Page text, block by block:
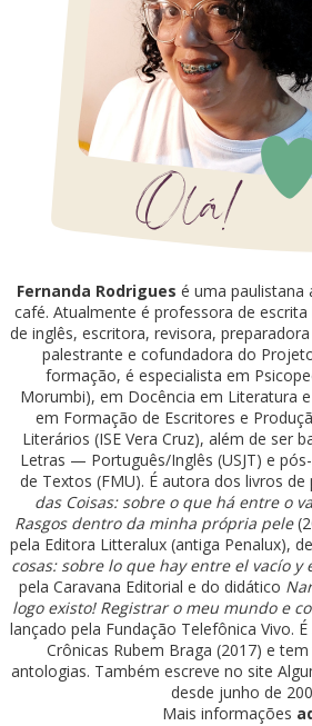
Fernanda Rodrigues é uma paulistana
café. Atualmente é professora de
de inglês, escritora, revisora,
palestrante e cofundadora do
formação, é especialista em
Morumbi), em Docência em Literatura
em Formação de Escritores e
Literários (ISE Vera Cruz), além de ser
Letras — Português/Inglês (USJT) e
de Textos (FMU). É autora dos livros
das Coisas: sobre o que há entre o
Rasgos dentro da minha própria pele
pela Editora Litteralux (antiga Penalux), de
cosas: sobre lo que hay entre el vacío y
pela Caravana Editorial e do didático
logo existo! Registrar o meu mundo e
lançado pela Fundação Telefônica Vivo. É
Crônicas Rubem Braga (2017) e
antologias. Também escreve no site
desde junho de
Mais informações